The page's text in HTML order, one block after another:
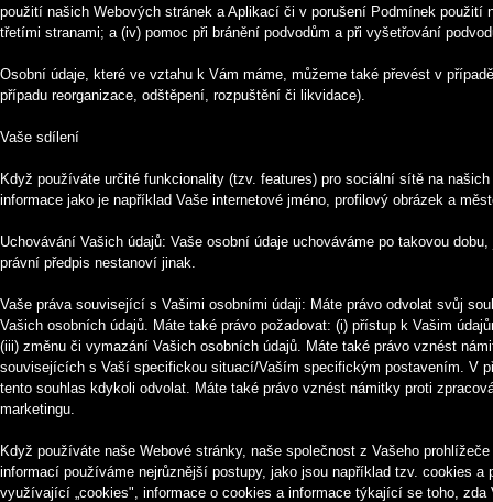
použití našich Webových stránek a Aplikací či v porušení Podmínek
třetími stranami; a (iv) pomoc při bránění podvodům a při vyšetřování
Osobní údaje, které ve vztahu k Vám máme, můžeme také převést v
případu reorganizace, odštěpení, rozpuštění či likvidace).
Vaše sdílení
Když používáte určité funkcionality (tzv. features) pro sociální sítě na
informace jako je například Vaše internetové jméno, profilový obrázek a
Uchovávání Vašich údajů: Vaše osobní údaje uchováváme po takovou
právní předpis nestanoví jinak.
Vaše práva související s Vašimi osobními údaji: Máte právo odvolat svůj
Vašich osobních údajů. Máte také právo požadovat: (i) přístup k Vašim
(iii) změnu či vymazání Vašich osobních údajů. Máte také právo vznést
souvisejících s Vaší specifickou situací/Vaším specifickým postavením. V
tento souhlas kdykoli odvolat. Máte také právo vznést námitky proti
marketingu.
Když používáte naše Webové stránky, naše společnost z Vašeho
informací používáme nejrůznější postupy, jako jsou například tzv. cookies
využívající „cookies", informace o cookies a informace týkající se toho,